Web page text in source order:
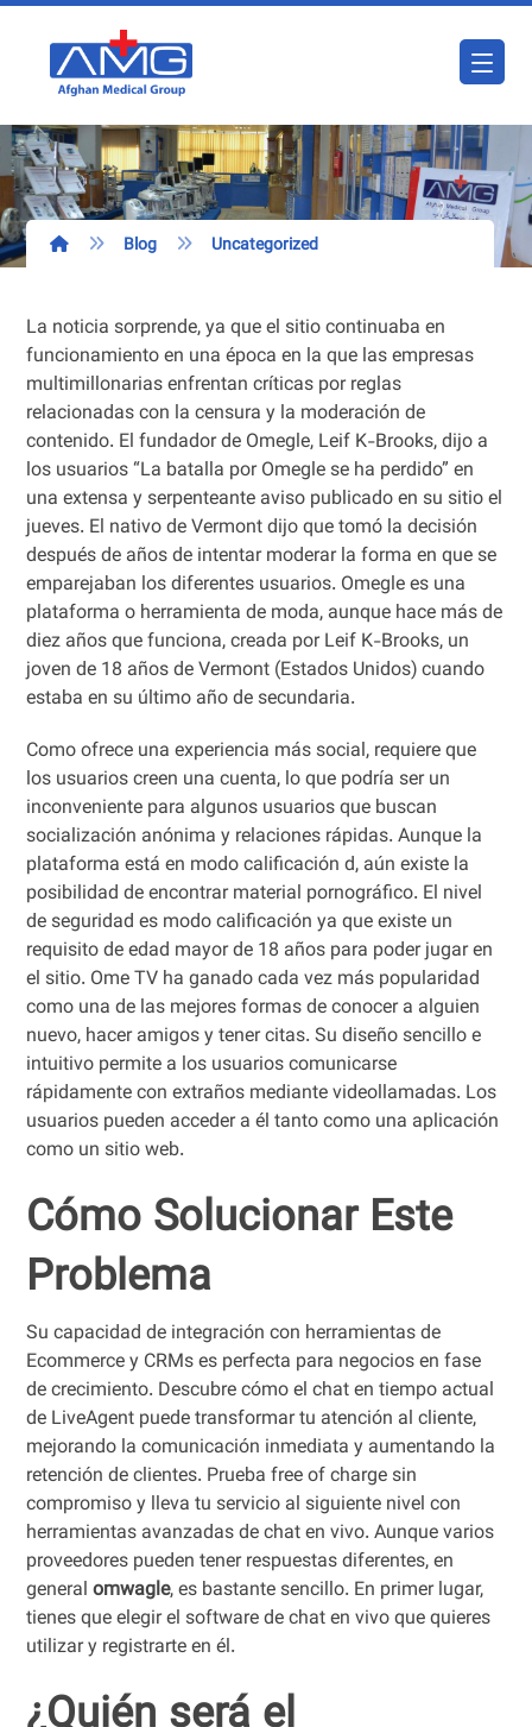
Blog Uncategorized
La noticia sorprende, ya que el sitio continuaba en
funcionamiento en una época en la que las empresas
multimillonarias enfrentan críticas por reglas
relacionadas con la censura y la moderación de
contenido. El fundador de Omegle, Leif K-Brooks, dijo a
los usuarios “La batalla por Omegle se ha perdido” en
una extensa y serpenteante aviso publicado en su sitio el
jueves. El nativo de Vermont dijo que tomó la decisión
después de años de intentar moderar la forma en que se
emparejaban los diferentes usuarios. Omegle es una
plataforma o herramienta de moda, aunque hace más de
diez años que funciona, creada por Leif K-Brooks, un
joven de 18 años de Vermont (Estados Unidos) cuando
estaba en su último año de secundaria.
Como ofrece una experiencia más social, requiere que
los usuarios creen una cuenta, lo que podría ser un
inconveniente para algunos usuarios que buscan
socialización anónima y relaciones rápidas. Aunque la
plataforma está en modo calificación d, aún existe la
posibilidad de encontrar material pornográfico. El nivel
de seguridad es modo calificación ya que existe un
requisito de edad mayor de 18 años para poder jugar en
el sitio. Ome TV ha ganado cada vez más popularidad
como una de las mejores formas de conocer a alguien
nuevo, hacer amigos y tener citas. Su diseño sencillo e
intuitivo permite a los usuarios comunicarse
rápidamente con extraños mediante videollamadas. Los
usuarios pueden acceder a él tanto como una aplicación
como un sitio web.
Cómo Solucionar Este
Problema
Su capacidad de integración con herramientas de
Ecommerce y CRMs es perfecta para negocios en fase
de crecimiento. Descubre cómo el chat en tiempo actual
de LiveAgent puede transformar tu atención al cliente,
mejorando la comunicación inmediata y aumentando la
retención de clientes. Prueba free of charge sin
compromiso y lleva tu servicio al siguiente nivel con
herramientas avanzadas de chat en vivo. Aunque varios
proveedores pueden tener respuestas diferentes, en
generalomwagle, es bastante sencillo. En primer lugar,
tienes que elegir el software de chat en vivo que quieres
utilizar y registrarte en él.